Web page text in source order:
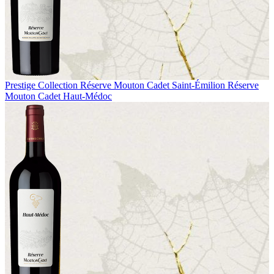
Prestige Collection Réserve Mouton Cadet Saint-Émilion Réserve
Mouton Cadet Haut-Médoc